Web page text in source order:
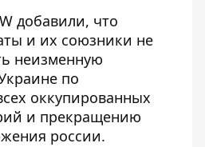
добавили, что
и их союзники не
неизменную
по
оккупированных
и прекращению
россии.